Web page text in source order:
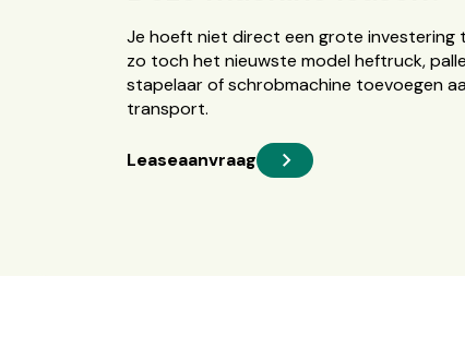
Je hoeft niet direct een grote investering
zo toch het nieuwste model heftruck,
stapelaar of schrobmachine toevoegen
transport.
Leaseaanvraag